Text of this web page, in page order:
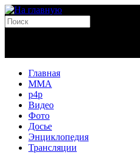
Главная
MMA
p4p
Видео
Фото
Досье
Энциклопедия
Трансляции